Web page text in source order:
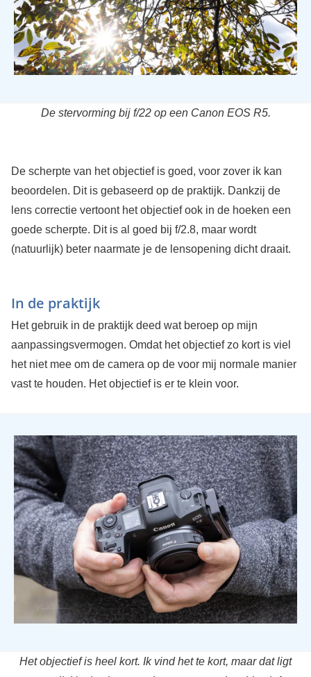
De stervorming bij f/22 op een Canon EOS R5.
De scherpte van het objectief is goed, voor zover ik kan
beoordelen. Dit is gebaseerd op de praktijk. Dankzij de
lens correctie vertoont het objectief ook in de hoeken een
goede scherpte. Dit is al goed bij f/2.8, maar wordt
(natuurlijk) beter naarmate je de lensopening dicht draait.
In de praktijk
Het gebruik in de praktijk deed wat beroep op mijn
aanpassingsvermogen. Omdat het objectief zo kort is viel
het niet mee om de camera op de voor mij normale manier
vast te houden. Het objectief is er te klein voor.
Het objectief is heel kort. Ik vind het te kort, maar dat ligt